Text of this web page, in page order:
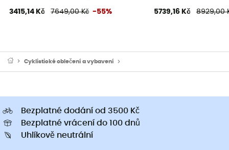
3415,14 Kč 7649,00 Kč -55% 5739,16 Kč 8929,00
Cyklistické oblečení a vybavení
Bezplatné dodání od 3500 Kč
Bezplatné vrácení do 100 dnů
Uhlíkově neutrální